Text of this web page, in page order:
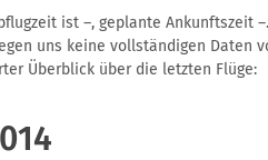
ist –, geplante
uns keine vollständigen Daten
Überblick über die letzten Flüge: